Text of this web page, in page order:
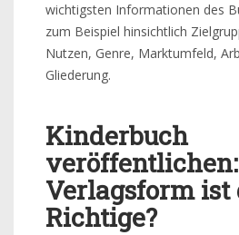
wichtigsten Informationen des
zum Beispiel hinsichtlich
Nutzen, Genre, Marktumfeld,
Gliederung.
Kinderbuch
Verlagsform ist
Richtige?